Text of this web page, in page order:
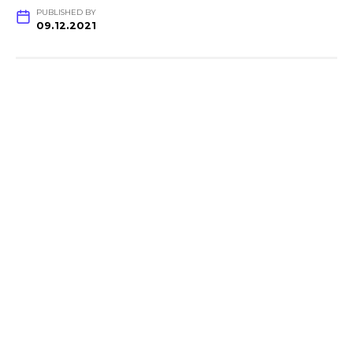
PUBLISHED BY
09.12.2021